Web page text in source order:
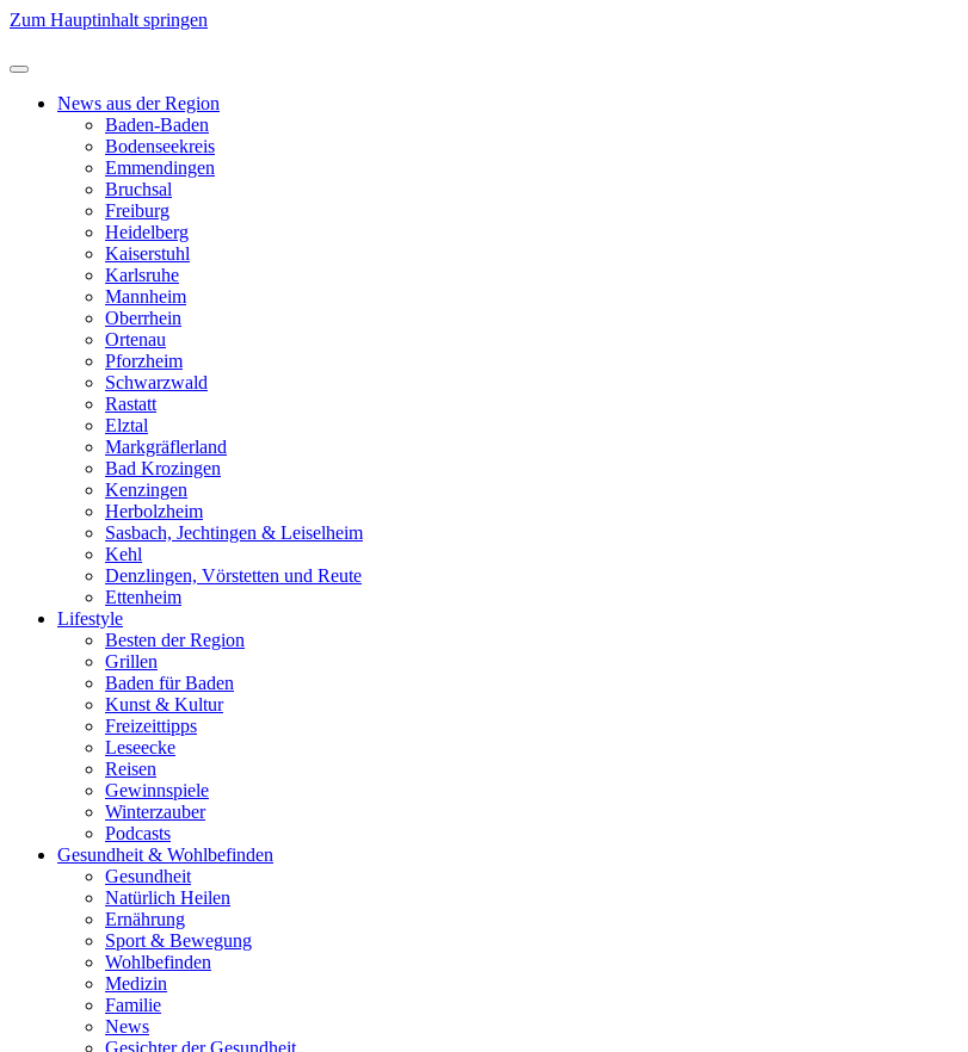
Zum Hauptinhalt springen
News aus der Region
Baden-Baden
Bodenseekreis
Emmendingen
Bruchsal
Freiburg
Heidelberg
Kaiserstuhl
Karlsruhe
Mannheim
Oberrhein
Ortenau
Pforzheim
Schwarzwald
Rastatt
Elztal
Markgräflerland
Bad Krozingen
Kenzingen
Herbolzheim
Sasbach, Jechtingen & Leiselheim
Kehl
Denzlingen, Vörstetten und Reute
Ettenheim
Lifestyle
Besten der Region
Grillen
Baden für Baden
Kunst & Kultur
Freizeittipps
Leseecke
Reisen
Gewinnspiele
Winterzauber
Podcasts
Gesundheit & Wohlbefinden
Gesundheit
Natürlich Heilen
Ernährung
Sport & Bewegung
Wohlbefinden
Medizin
Familie
News
Gesichter der Gesundheit